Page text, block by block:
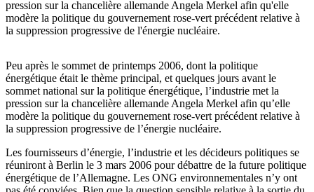
pression sur la chancelière allemande Angela Merkel afin qu'elle
modère la politique du gouvernement rose-vert précédent relative à
la suppression progressive de l'énergie nucléaire.
Peu après le sommet de printemps 2006, dont la politique
énergétique était le thème principal, et quelques jours avant le
sommet national sur la politique énergétique, l’industrie met la
pression sur la chancelière allemande Angela Merkel afin qu’elle
modère la politique du gouvernement rose-vert précédent relative à
la suppression progressive de l’énergie nucléaire.
Les fournisseurs d’énergie, l’industrie et les décideurs politiques se
réuniront à Berlin le 3 mars 2006 pour débattre de la future politique
énergétique de l’Allemagne. Les ONG environnementales n’y ont